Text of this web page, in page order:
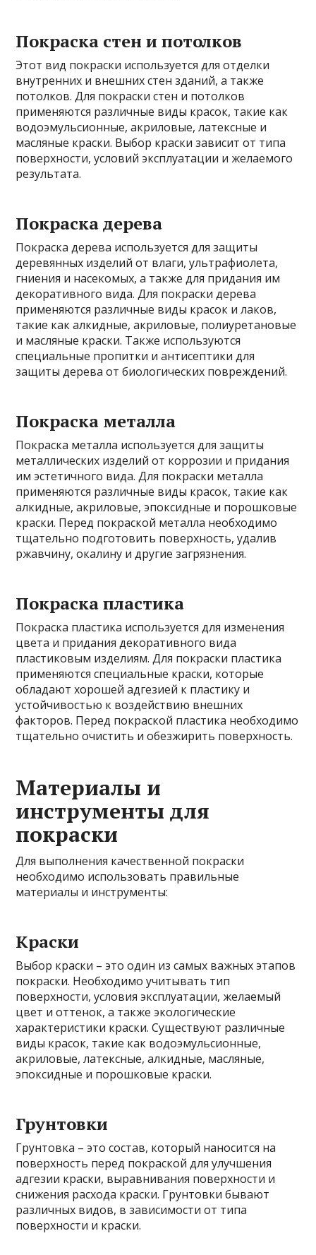
Покраска стен и потолков
Этот вид покраски используется для отделки
внутренних и внешних стен зданий, а также
потолков. Для покраски стен и потолков
применяются различные виды красок, такие как
водоэмульсионные, акриловые, латексные и
масляные краски. Выбор краски зависит от типа
поверхности, условий эксплуатации и желаемого
результата.
Покраска дерева
Покраска дерева используется для защиты
деревянных изделий от влаги, ультрафиолета,
гниения и насекомых, а также для придания им
декоративного вида. Для покраски дерева
применяются различные виды красок и лаков,
такие как алкидные, акриловые, полиуретановые
и масляные краски. Также используются
специальные пропитки и антисептики для
защиты дерева от биологических повреждений.
Покраска металла
Покраска металла используется для защиты
металлических изделий от коррозии и придания
им эстетичного вида. Для покраски металла
применяются различные виды красок, такие как
алкидные, акриловые, эпоксидные и порошковые
краски. Перед покраской металла необходимо
тщательно подготовить поверхность, удалив
ржавчину, окалину и другие загрязнения.
Покраска пластика
Покраска пластика используется для изменения
цвета и придания декоративного вида
пластиковым изделиям. Для покраски пластика
применяются специальные краски, которые
обладают хорошей адгезией к пластику и
устойчивостью к воздействию внешних
факторов. Перед покраской пластика необходимо
тщательно очистить и обезжирить поверхность.
Материалы и
инструменты для
покраски
Для выполнения качественной покраски
необходимо использовать правильные
материалы и инструменты:
Краски
Выбор краски – это один из самых важных этапов
покраски. Необходимо учитывать тип
поверхности, условия эксплуатации, желаемый
цвет и оттенок, а также экологические
характеристики краски. Существуют различные
виды красок, такие как водоэмульсионные,
акриловые, латексные, алкидные, масляные,
эпоксидные и порошковые краски.
Грунтовки
Грунтовка – это состав, который наносится на
поверхность перед покраской для улучшения
адгезии краски, выравнивания поверхности и
снижения расхода краски. Грунтовки бывают
различных видов, в зависимости от типа
поверхности и краски.